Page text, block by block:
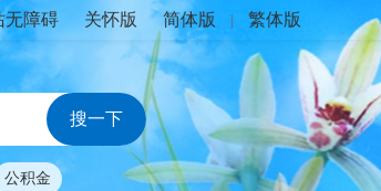
无障碍 关怀版 简体版 繁体版
公积金